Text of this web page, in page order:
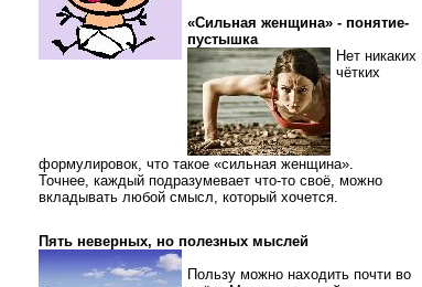
«Сильная женщина» - понятие-
пустышка
Нет никаких
чётких
формулировок, что такое «сильная женщина».
Точнее, каждый подразумевает что-то своё, можно
вкладывать любой смысл, который хочется.
Пять неверных, но полезных мыслей
Пользу можно находить почти во